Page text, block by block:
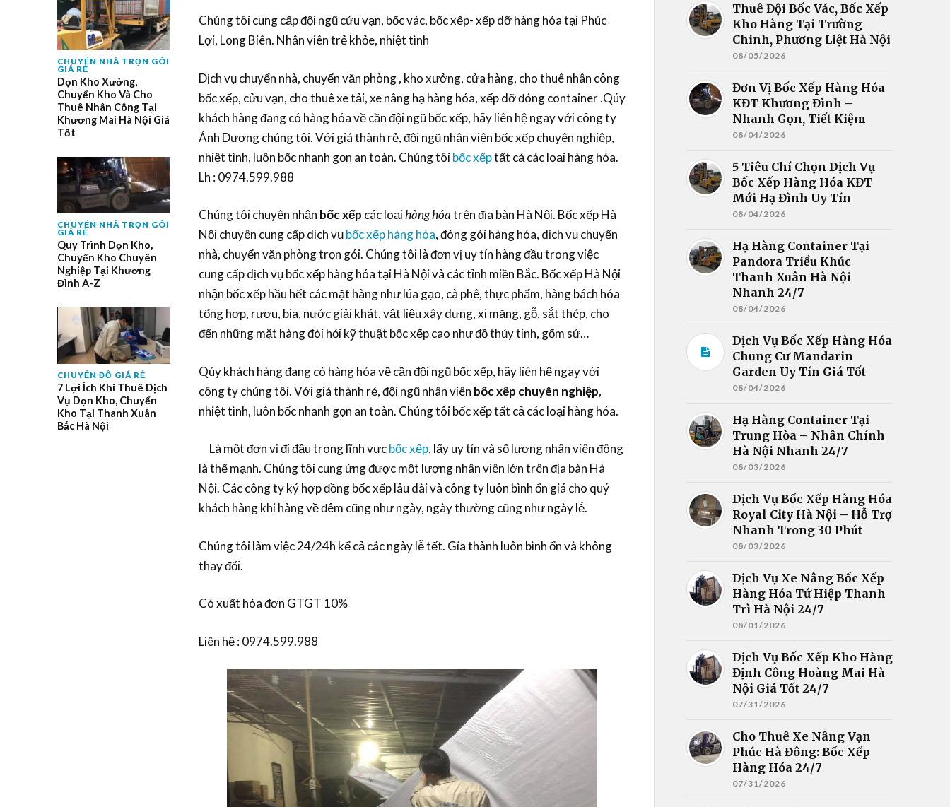
CHUYỂN NHÀ TRỌN GÓI
GIÁ RẺ
Dọn Kho Xưởng,
Chuyển Kho Và Cho
Thuê Nhân Công Tại
Khương Mai Hà Nội Giá
Tốt
CHUYỂN NHÀ TRỌN GÓI
GIÁ RẺ
Quy Trình Dọn Kho,
Chuyển Kho Chuyên
Nghiệp Tại Khương
Đình A-Z
CHUYỂN ĐỒ GIÁ RẺ
7 Lợi Ích Khi Thuê Dịch
Vụ Dọn Kho, Chuyển
Kho Tại Thanh Xuân
Bắc Hà Nội
Chúng tôi cung cấp đội ngũ cửu vạn, bốc vác, bốc xếp- xếp dỡ hàng hóa tại Phúc
Lợi, Long Biên. Nhân viên trẻ khỏe, nhiệt tình
Dịch vụ chuyển nhà, chuyển văn phòng , kho xưởng, cửa hàng, cho thuê nhân công
bốc xếp, cửu vạn, cho thuê xe tải, xe nâng hạ hàng hóa, xếp dỡ đóng container .Qúy
khách hàng đang có hàng hóa về cần đội ngũ bốc xếp, hãy liên hệ ngay với công ty
Ánh Dương chúng tôi. Với giá thành rẻ, đội ngũ nhân viên bốc xếp chuyên nghiệp,
nhiệt tình, luôn bốc nhanh gọn an toàn. Chúng tôibốc xếptất cả các loại hàng hóa.
Lh : 0974.599.988
Chúng tôi chuyên nhận bốc xếp các loạihàng hóatrên địa bàn Hà Nội. Bốc xếp Hà
Nội chuyên cung cấp dịch vụbốc xếp hàng hóa, đóng gói hàng hóa, dịch vụ chuyển
nhà, chuyển văn phòng trọn gói. Chúng tôi là đơn vị uy tín hàng đầu trong việc
cung cấp dịch vụ bốc xếp hàng hóa tại Hà Nội và các tỉnh miền Bắc. Bốc xếp Hà Nội
nhận bốc xếp hầu hết các mặt hàng như lúa gạo, cà phê, thực phẩm, hàng bách hóa
tổng hợp, rượu, bia, nước giải khát, vật liệu xây dựng, xi măng, gỗ, sắt thép, cho
đến những mặt hàng đòi hỏi kỹ thuật bốc xếp cao như đồ thủy tinh, gốm sứ…
Qúy khách hàng đang có hàng hóa về cần đội ngũ bốc xếp, hãy liên hệ ngay với
công ty chúng tôi. Với giá thành rẻ, đội ngũ nhân viên bốc xếp chuyên nghiệp,
nhiệt tình, luôn bốc nhanh gọn an toàn. Chúng tôi bốc xếp tất cả các loại hàng hóa.
Là một đơn vị đi đầu trong lĩnh vựcbốc xếp, lấy uy tín và số lượng nhân viên đông
là thế mạnh. Chúng tôi cung ứng được một lượng nhân viên lớn trên địa bàn Hà
Nội. Các công ty ký hợp đồng bốc xếp lâu dài và công ty luôn bình ổn giá cho quý
khách hàng khi hàng về đêm cũng như ngày, ngày thường cũng như ngày lễ.
Chúng tôi làm việc 24/24h kể cả các ngày lễ tết. Gía thành luôn bình ổn và không
thay đổi.
Có xuất hóa đơn GTGT 10%
Liên hệ : 0974.599.988
Thuê Đội Bốc Vác, Bốc Xếp
Kho Hàng Tại Trường
Chinh, Phương Liệt Hà Nội
08/05/2026
Đơn Vị Bốc Xếp Hàng Hóa
KĐT Khương Đình –
Nhanh Gọn, Tiết Kiệm
08/04/2026
5 Tiêu Chí Chọn Dịch Vụ
Bốc Xếp Hàng Hóa KĐT
Mới Hạ Đình Uy Tín
08/04/2026
Hạ Hàng Container Tại
Pandora Triều Khúc
Thanh Xuân Hà Nội
Nhanh 24/7
08/04/2026
Dịch Vụ Bốc Xếp Hàng Hóa
Chung Cư Mandarin
Garden Uy Tín Giá Tốt
08/04/2026
Hạ Hàng Container Tại
Trung Hòa – Nhân Chính
Hà Nội Nhanh 24/7
08/03/2026
Dịch Vụ Bốc Xếp Hàng Hóa
Royal City Hà Nội – Hỗ Trợ
Nhanh Trong 30 Phút
08/03/2026
Dịch Vụ Xe Nâng Bốc Xếp
Hàng Hóa Tứ Hiệp Thanh
Trì Hà Nội 24/7
08/01/2026
Dịch Vụ Bốc Xếp Kho Hàng
Định Công Hoàng Mai Hà
Nội Giá Tốt 24/7
07/31/2026
Cho Thuê Xe Nâng Vạn
Phúc Hà Đông: Bốc Xếp
Hàng Hóa 24/7
07/31/2026